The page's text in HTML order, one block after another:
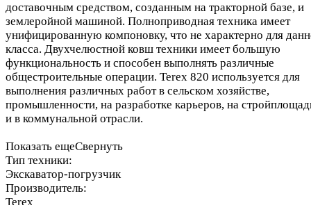
доставочным средством, созданным на тракторной базе, и
землеройной машиной. Полноприводная техника имеет
унифицированную компоновку, что не характерно для
класса. Двухчелюстной ковш техники имеет большую
функциональность и способен выполнять различные
общестроительные операции. Terex 820 используется для
выполнения различных работ в сельском хозяйстве,
промышленности, на разработке карьеров, на
и в коммунальной отрасли.
Показать ещеСвернуть
Тип техники:
Экскаватор-погрузчик
Производитель:
Terex